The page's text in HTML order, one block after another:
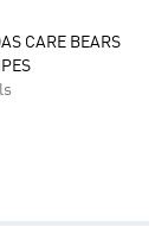
CARE BEARS